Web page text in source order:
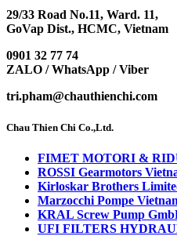
29/33 Road No.11, Ward. 11,
GoVap Dist., HCMC, Vietnam
0901 32 77 74
ZALO / WhatsApp / Viber
tri.pham@chauthienchi.com
Chau Thien Chi Co.,Ltd.
FIMET MOTORI &
ROSSI Gearmotors
Kirloskar Brothers
Marzocchi Pompe
KRAL Screw Pump
UFI FILTERS